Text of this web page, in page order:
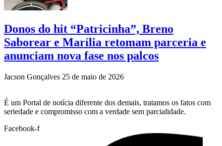
Donos do hit “Patricinha”, Breno
Saborear e Marília retomam parceria e
anunciam nova fase nos palcos
Jacson Gonçalves 25 de maio de 2026
É um Portal de notícia diferente dos demais, tratamos os fatos com
seriedade e compromisso com a verdade sem parcialidade.
Facebook-f